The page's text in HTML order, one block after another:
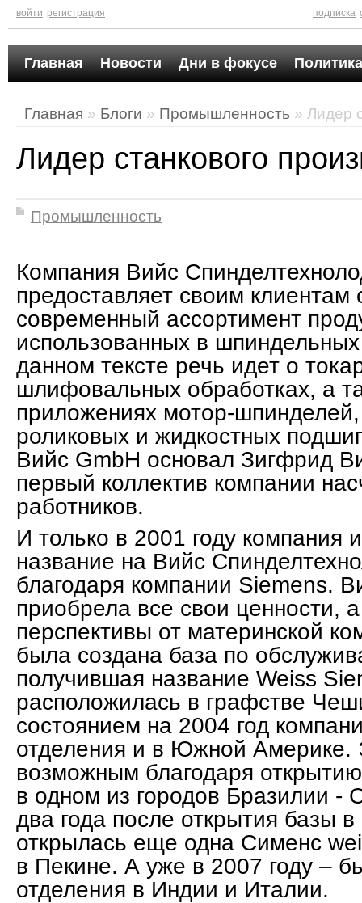
войти регистрация подписка
Главная Новости Дни в фокусе
Главная » Блоги » Промышленность » Лидер
Лидер станкового
Промышленность
Компания Вийс
предоставляет своим
современный ассортимент
использованных в
данном тексте речь идет о
шлифовальных обработках, а
приложениях мотор-
роликовых и жидкостных
Вийс GmbH основал Зигфрид
первый коллектив компании
работников.
И только в 2001 году компания
название на Вийс
благодаря компании Siemens.
приобрела все свои ценности,
перспективы от материнской
была создана база по
получившая название Weiss
расположилась в графстве
состоянием на 2004 год
отделения и в Южной Америке.
возможным благодаря
в одном из городов Бразилии -
два года после открытия базы
открылась еще одна Сименс
в Пекине. А уже в 2007 году –
отделения в Индии и Италии.